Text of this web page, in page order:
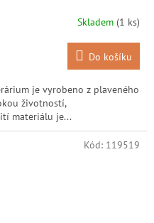
Skladem (1 ks)
Do košíku
je vyrobeno z plaveného
životností,
materiálu je...
Kód: 119519